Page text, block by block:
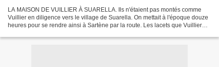
LA MAISON DE VUILLIER À SUARELLA. Ils n'étaient pas montés comme
Vuillier en diligence vers le village de Suarella. On mettait à l'époque douze
heures pour se rendre ainsi à Sartène par la route. Les lacets que Vuillier